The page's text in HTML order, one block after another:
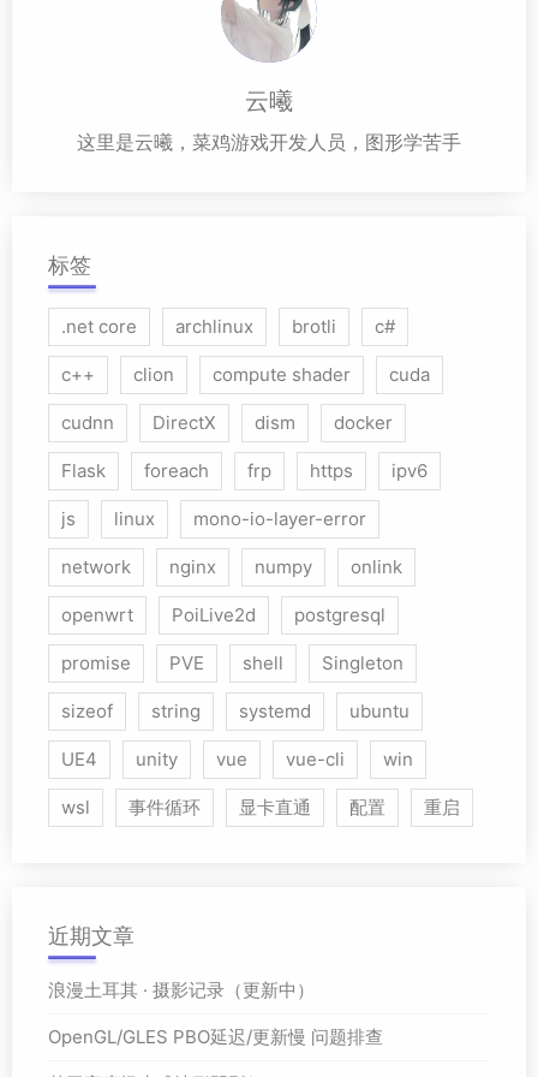
云曦
这里是云曦，菜鸡游戏开发人员，图形学苦手
标签
.net core archlinux brotli c#
c++ clion compute shader cuda
cudnn DirectX dism docker
Flask foreach frp https ipv6
js linux mono-io-layer-error
network nginx numpy onlink
openwrt PoiLive2d postgresql
promise PVE shell Singleton
sizeof string systemd ubuntu
UE4 unity vue vue-cli win
wsl 事件循环 显卡直通 配置 重启
近期文章
浪漫土耳其 · 摄影记录（更新中）
OpenGL/GLES PBO延迟/更新慢 问题排查